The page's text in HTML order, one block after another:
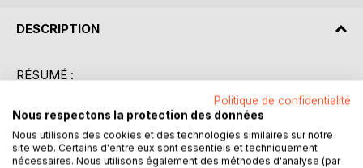
DESCRIPTION
RÉSUMÉ :
"Ma vie" est l'autobiographie de Léon Trotsky, une figure
centrale de la révolution russe et un théoricien marxiste
influent. Écrite durant son exil, cette oeuvre dévoile les
pensées et les expériences personnelles de Trotsky,
offrant un aperçu unique de son parcours politique et de sa
Politique de confidentialité
Nous respectons la protection des données
Nous utilisons des cookies et des technologies similaires sur notre
site web. Certains d'entre eux sont essentiels et techniquement
nécessaires. Nous utilisons également des méthodes d'analyse (par